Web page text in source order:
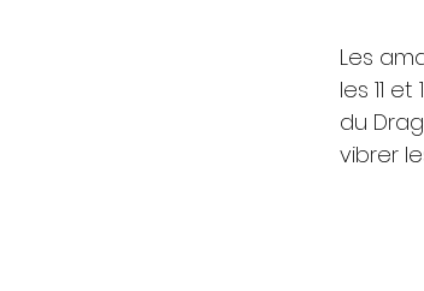
Les
les 11
du
vibrer